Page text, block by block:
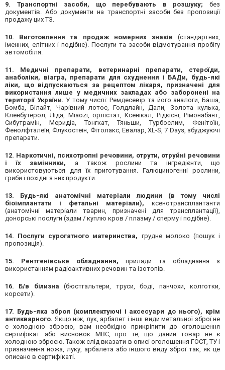
9. Транспортні засоби, що перебувають в розшуку; без
документів. Або документи на транспортні засоби без пропозиції
продажу цих ТЗ.
10. Виготовлення та продаж номерних знаків (стандартних,
іменних, елітних і подібне). Послуги та засоби відмотування пробігу
автомобіля.
11. Медичні препарати, ветеринарні препарати, стероїди,
анаболіки, віагра, препарати для схуднення і БАДи, будь-які
ліки, що відпускаються за рецептом лікаря, призначені для
використання лише у медичних закладах або заборонені на
території України. У тому числі: Ремдесевір та його аналоги, Баша,
Бомба, Білайт, Чарівний лотос, Голдлайн, Дали, Золота кулька,
Кленбутерол, Ліда, Miaozi, орлістат, Ксенікал, Рідкісні, Рімонабант,
Сибутрамін, Меридіа, Тонгкат, Тяньши, Турбослим, Фенітоїн,
Фенолфталеїн, Флукостеін, Фітолакс, Евалар, XL-S, 7 Days, збуджуючі
препарати.
12. Наркотичні, психотропні речовини, отрути, отруйні речовини
і їх замінники, а також рослини та інгредієнти, що
використовуються для їх приготування. Галюциногенні рослини,
гриби і похідні з них продукти.
13. Будь-які анатомічні матеріали людини
(в тому числі
біоімплантати і фетальні матеріали), ксенотрансплантанти
(анатомічні матеріали тварин, призначені для трансплантації),
донорські послуги (здам / куплю кров / плазму / сперму і подібне).
14. Послуги сурогатного материнства, грудне молоко (пошук і
пропозиція).
15. Рентгенівське обладнання, прилади та обладнання з
використанням радіоактивних речовин та ізотопів.
16. Б/в білизна (бюстгальтери, труси, боді, панчохи, колготки,
корсети).
17. Будь-яка зброя (комплектуючі і аксесуари до нього), крім
антикварного. Якщо ніж, лук, арбалет і інші види метальної зброї не
є холодною зброєю, вам необхідно прикріпити до оголошення
сертифікат або висновок МВС, про те, що даний товар не є
холодною зброєю. Також слід вказати в описі оголошення ГОСТ, ТУ і
призначення ножа, луку, арбалета або іншого виду зброї так, як це
описано в сертифікаті.